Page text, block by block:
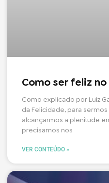
Como ser feliz
Como explicado por Luiz
da Felicidade, para
alcançarmos a plenitude
precisamos nos
VER CONTEÚDO »